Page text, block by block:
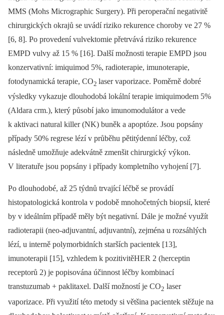
MMS (Mohs Micrographic Surgery). Při peroperační negativitě
chirurgických okrajů se uvádí riziko rekurence choroby ve 27 %
[6, 8]. Po provedení vulvektomie přetrvává riziko rekurence
EMPD vulvy až 15 % [16]. Další možnosti terapie EMPD jsou
konzervativní: imiquimod 5%, radioterapie, imunoterapie,
fotodynamická terapie, CO2 laser vaporizace. Poměrně dobré
výsledky vykazuje dlouhodobá lokální terapie imiquimodem 5%
(Aldara crm.), který působí jako imunomodulátor a vede
k aktivaci natural killer (NK) buněk a apoptóze. Jsou popsány
případy 50% regrese lézí v průběhu pětitýdenní léčby, což
následně umožňuje adekvátně zmenšit chirurgický výkon.
V literatuře jsou popsány i případy kompletního vyhojení [7].
Po dlouhodobé, až 25 týdnů trvající léčbě se provádí
histopatologická kontrola v podobě mnohočetných biopsií, které
by v ideálním případě měly být negativní. Dále je možné využít
radioterapii (neo-adjuvantní, adjuvantní), zejména u rozsáhlých
lézí, u interně polymorbidních starších pacientek [13],
imunoterapii [15], vzhledem k pozitivitěHER 2 (herceptin
receptorů 2) je popisována účinnost léčby kombinací
transtuzumab + paklitaxel. Další možností je CO2 laser
vaporizace. Při využití této metody si většina pacientek stěžuje na